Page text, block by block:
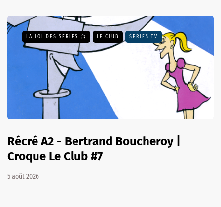
LA LOI DES SÉRIES 📺 LE CLUB SÉRIES TV
Récré A2 - Bertrand Boucheroy |
Croque Le Club #7
5 août 2026